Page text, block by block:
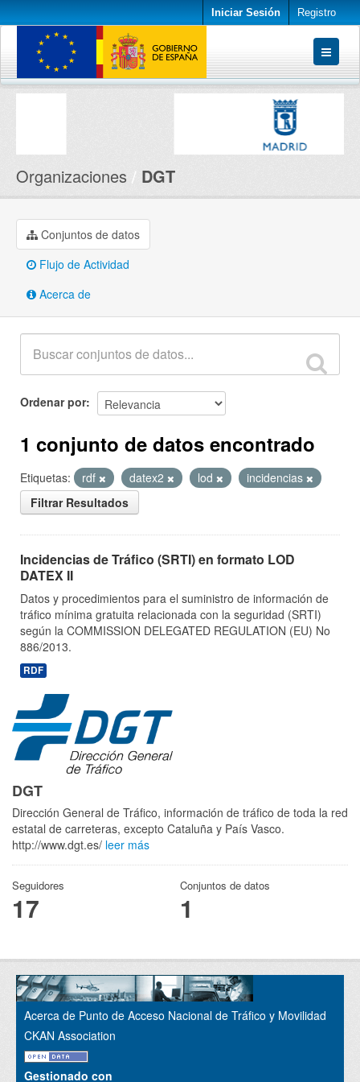
Iniciar Sesión Registro
Conjuntos de datos
Organizaciones DGT
Conjuntos de datos
Flujo de Actividad
Acerca de
Ordenar por
1 conjunto de datos encontrado
Etiquetas: rdf datex2 lod
incidencias
Filtrar Resultados
Incidencias de Tráfico (SRTI) en formato LOD
DATEX II
Datos y procedimientos para el suministro de información de
tráfico mínima gratuita relacionada con la seguridad (SRTI)
según la COMMISSION DELEGATED REGULATION (EU) No
886/2013.
RDF
DGT
Dirección General de Tráfico, información de tráfico de toda la red
estatal de carreteras, excepto Cataluña y País Vasco.
http://www.dgt.es/ leer más
Seguidores
17
Conjuntos de datos
1
Acerca de Punto de Acceso Nacional de Tráfico y Movilidad
CKAN Association
Gestionado con